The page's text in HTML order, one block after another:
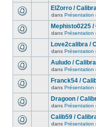
ElZorro /
dans Présentation
Mephisto0225
dans Présentation
Love2calibra /
dans Présentation
Auludo /
dans Présentation
Franck54 /
dans Présentation
Dragoon /
dans Présentation
Calib59 /
dans Présentation